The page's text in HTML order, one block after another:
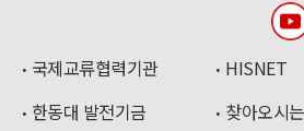
국제교류협력기관
HISNET
한동대 발전기금
찾아오시